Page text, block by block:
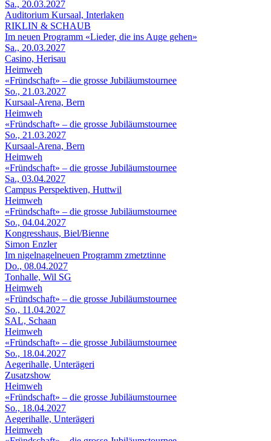
Sa., 20.03.2027
Auditorium Kursaal, Interlaken
RIKLIN & SCHAUB
Im neuen Programm «Lieder, die ins Auge gehen»
Sa., 20.03.2027
Casino, Herisau
Heimweh
«Fründschaft» – die grosse Jubiläumstournee
So., 21.03.2027
Kursaal-Arena, Bern
Heimweh
«Fründschaft» – die grosse Jubiläumstournee
So., 21.03.2027
Kursaal-Arena, Bern
Heimweh
«Fründschaft» – die grosse Jubiläumstournee
Sa., 03.04.2027
Campus Perspektiven, Huttwil
Heimweh
«Fründschaft» – die grosse Jubiläumstournee
So., 04.04.2027
Kongresshaus, Biel/Bienne
Simon Enzler
Im nigelnagelneuen Programm zmetztinne
Do., 08.04.2027
Tonhalle, Wil SG
Heimweh
«Fründschaft» – die grosse Jubiläumstournee
So., 11.04.2027
SAL, Schaan
Heimweh
«Fründschaft» – die grosse Jubiläumstournee
So., 18.04.2027
Aegerihalle, Unterägeri
Zusatzshow
Heimweh
«Fründschaft» – die grosse Jubiläumstournee
So., 18.04.2027
Aegerihalle, Unterägeri
Heimweh